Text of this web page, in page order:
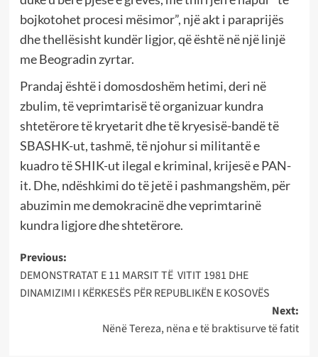
bojkotohet procesi mësimor”, një akt i paraprijës
dhe thellësisht kundër ligjor, që është në një linjë
me Beogradin zyrtar.
Prandaj është i domosdoshëm hetimi, deri në
zbulim, të veprimtarisë të organizuar kundra
shtetërore të kryetarit dhe të kryesisë-bandë të
SBASHK-ut, tashmë, të njohur si militantë e
kuadro të SHIK-ut ilegal e kriminal, krijesë e PAN-
it. Dhe, ndëshkimi do të jetë i pashmangshëm, për
abuzimin me demokracinë dhe veprimtarinë
kundra ligjore dhe shtetërore.
Post
navigation
Previous:
DEMONSTRATAT E 11 MARSIT TË VITIT 1981 DHE
DINAMIZIMI I KËRKESËS PËR REPUBLIKËN E KOSOVËS
Next:
Nënë Tereza, nëna e të braktisurve të fatit